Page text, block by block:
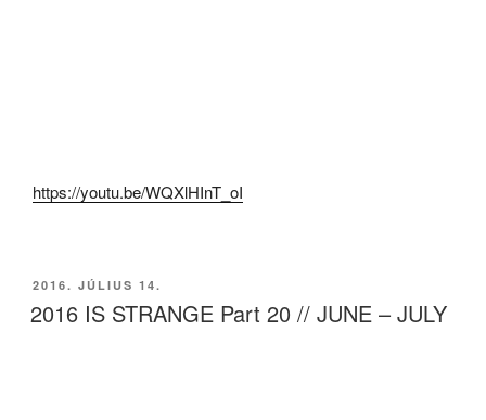
https://youtu.be/WQXlHInT_oI
BEKÜLDVE:
2016. JÚLIUS 14.
2016 IS STRANGE Part 20 // JUNE – JULY